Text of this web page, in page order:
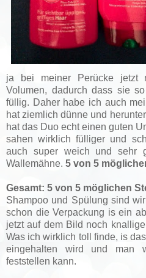
ja bei meiner Perücke jetzt
Volumen, dadurch dass sie
füllig. Daher habe ich auch
hat ziemlich dünne und
hat das Duo echt einen guten
sahen wirklich fülliger und
auch super weich und sehr
Wallemähne. 5 von 5
Gesamt: 5 von 5 möglichen
Shampoo und Spülung sind
schon die Verpackung is ein
jetzt auf dem Bild noch
Was ich wirklich toll finde, is
eingehalten wird und man
feststellen kann.